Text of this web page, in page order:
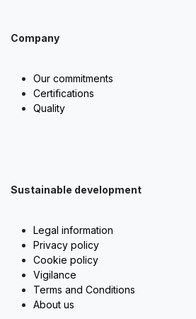
Company
Our commitments
Certifications
Quality
Sustainable development
Legal information
Privacy policy
Cookie policy
Vigilance
Terms and Conditions
About us